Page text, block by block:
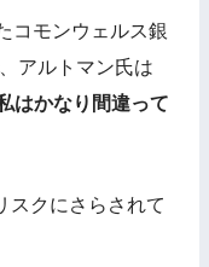
コモンウェルス銀
アルトマン氏は
はかなり間違って
スクにさらされて